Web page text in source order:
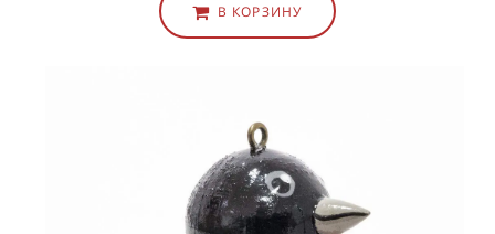
В КОРЗИНУ